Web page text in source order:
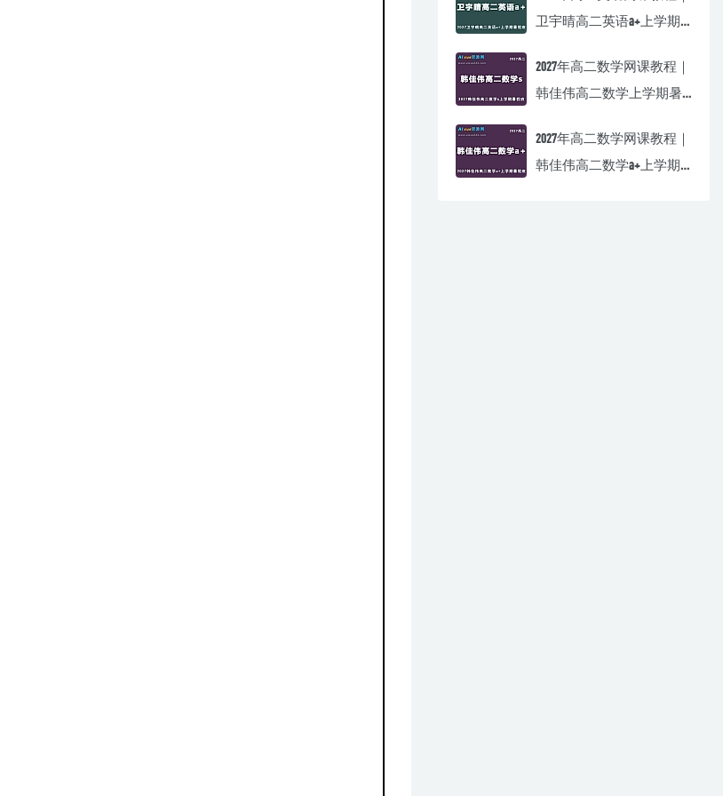
卫宇晴高二英语a+上学期
2027年高二数学网课教程｜
韩佳伟高二数学上学期暑
2027年高二数学网课教程｜
韩佳伟高二数学a+上学期